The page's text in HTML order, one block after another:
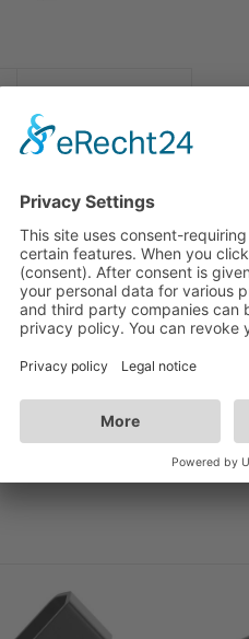
CEE 7/7 naar IEC C19
Recht naar IEC-stopcontact
ontworpen voor
die rechtstreeks op
voor je apparaten.
C19-contactdoos
servers en UPS-systemen